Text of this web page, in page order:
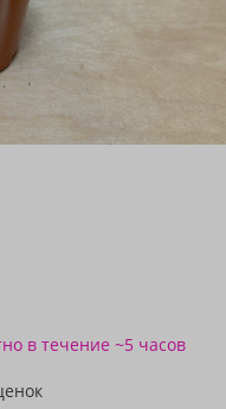
в течение ~5 часов